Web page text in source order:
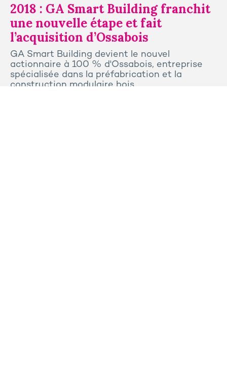
2018 : GA Smart Building franchit
une nouvelle étape et fait
l’acquisition d’Ossabois
GA Smart Building devient le nouvel
actionnaire à 100 % d'Ossabois, entreprise
spécialisée dans la préfabrication et la
construction modulaire bois.